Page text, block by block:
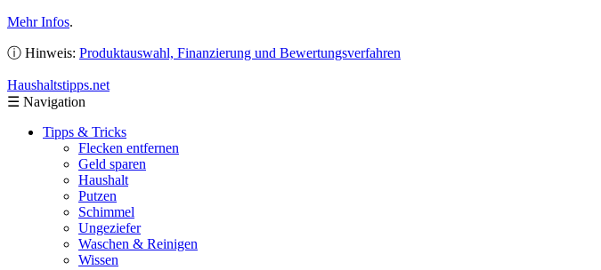
Mehr Infos.
ⓘ Hinweis: Produktauswahl, Finanzierung und Bewertungsverfahren
Haushaltstipps.net
☰ Navigation
Tipps & Tricks
Flecken entfernen
Geld sparen
Haushalt
Putzen
Schimmel
Ungeziefer
Waschen & Reinigen
Wissen